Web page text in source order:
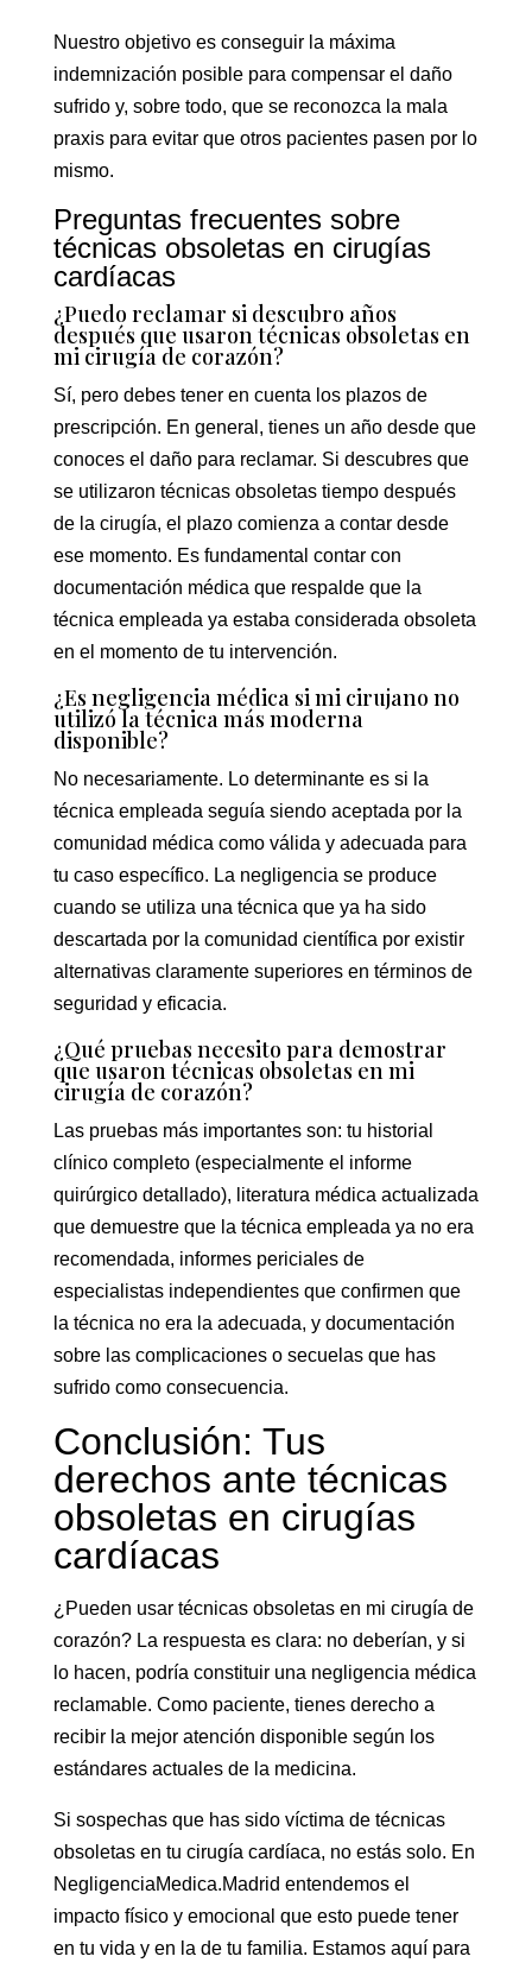
Nuestro objetivo es conseguir la máxima
indemnización posible para compensar el daño
sufrido y, sobre todo, que se reconozca la mala
praxis para evitar que otros pacientes pasen por lo
mismo.
Preguntas frecuentes sobre
técnicas obsoletas en cirugías
cardíacas
¿Puedo reclamar si descubro años
después que usaron técnicas obsoletas en
mi cirugía de corazón?
Sí, pero debes tener en cuenta los plazos de
prescripción. En general, tienes un año desde que
conoces el daño para reclamar. Si descubres que
se utilizaron técnicas obsoletas tiempo después
de la cirugía, el plazo comienza a contar desde
ese momento. Es fundamental contar con
documentación médica que respalde que la
técnica empleada ya estaba considerada obsoleta
en el momento de tu intervención.
¿Es negligencia médica si mi cirujano no
utilizó la técnica más moderna
disponible?
No necesariamente. Lo determinante es si la
técnica empleada seguía siendo aceptada por la
comunidad médica como válida y adecuada para
tu caso específico. La negligencia se produce
cuando se utiliza una técnica que ya ha sido
descartada por la comunidad científica por existir
alternativas claramente superiores en términos de
seguridad y eficacia.
¿Qué pruebas necesito para demostrar
que usaron técnicas obsoletas en mi
cirugía de corazón?
Las pruebas más importantes son: tu historial
clínico completo (especialmente el informe
quirúrgico detallado), literatura médica actualizada
que demuestre que la técnica empleada ya no era
recomendada, informes periciales de
especialistas independientes que confirmen que
la técnica no era la adecuada, y documentación
sobre las complicaciones o secuelas que has
sufrido como consecuencia.
Conclusión: Tus
derechos ante técnicas
obsoletas en cirugías
cardíacas
¿Pueden usar técnicas obsoletas en mi cirugía de
corazón? La respuesta es clara: no deberían, y si
lo hacen, podría constituir una negligencia médica
reclamable. Como paciente, tienes derecho a
recibir la mejor atención disponible según los
estándares actuales de la medicina.
Si sospechas que has sido víctima de técnicas
obsoletas en tu cirugía cardíaca, no estás solo. En
NegligenciaMedica.Madrid entendemos el
impacto físico y emocional que esto puede tener
en tu vida y en la de tu familia. Estamos aquí para